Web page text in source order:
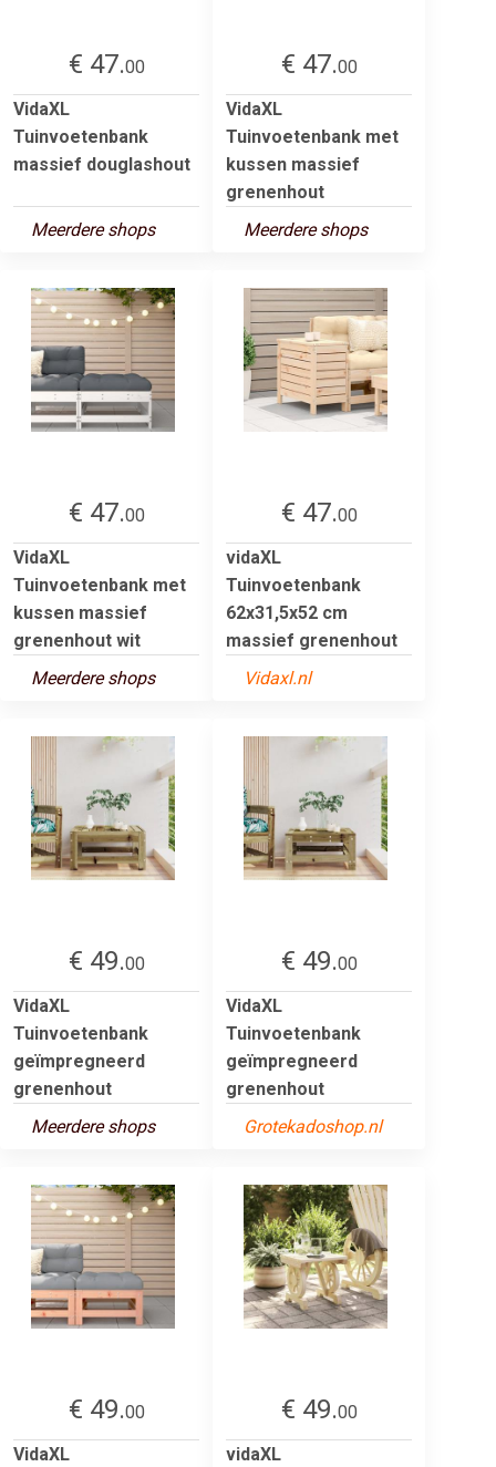
€ 47.00
VidaXL
Tuinvoetenbank
massief douglashout
Meerdere shops
€ 47.00
VidaXL
Tuinvoetenbank met
kussen massief
grenenhout
Meerdere shops
€ 47.00
VidaXL
Tuinvoetenbank met
kussen massief
grenenhout wit
Meerdere shops
€ 47.00
vidaXL
Tuinvoetenbank
62x31,5x52 cm
massief grenenhout
Vidaxl.nl
€ 49.00
VidaXL
Tuinvoetenbank
geïmpregneerd
grenenhout
Meerdere shops
€ 49.00
VidaXL
Tuinvoetenbank
geïmpregneerd
grenenhout
Grotekadoshop.nl
€ 49.00
VidaXL
€ 49.00
vidaXL